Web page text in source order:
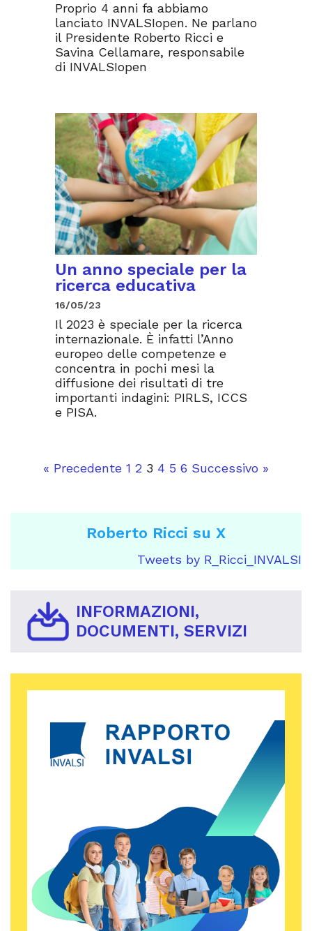
Proprio 4 anni fa abbiamo
lanciato INVALSIopen. Ne parlano
il Presidente Roberto Ricci e
Savina Cellamare, responsabile
di INVALSIopen
Un anno speciale per la
ricerca educativa
16/05/23
Il 2023 è speciale per la ricerca
internazionale. È infatti l’Anno
europeo delle competenze e
concentra in pochi mesi la
diffusione dei risultati di tre
importanti indagini: PIRLS, ICCS
e PISA.
« Precedente 1 2 3 4 5 6 Successivo »
Roberto Ricci su X
Tweets by R_Ricci_INVALSI
INFORMAZIONI,
DOCUMENTI, SERVIZI